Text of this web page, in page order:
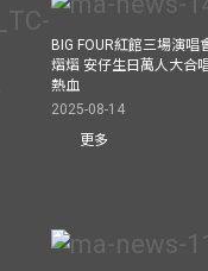
BIG FOUR紅館三場演
熠熠 安仔生日萬人大合
熱血
2025-08-14
更多